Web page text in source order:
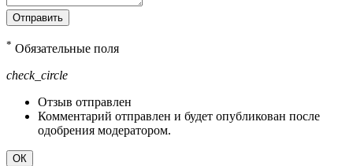
Отправить
* Обязательные поля
check_circle
Отзыв отправлен
Комментарий отправлен и будет опубликован после
одобрения модератором.
ОК